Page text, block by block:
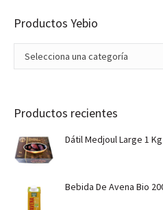
Productos Yebio
Selecciona una categoría
Productos recientes
Dátil Medjoul Large 1
Bebida De Avena Bio